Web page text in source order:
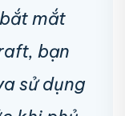
mắt
bạn
sử dụng